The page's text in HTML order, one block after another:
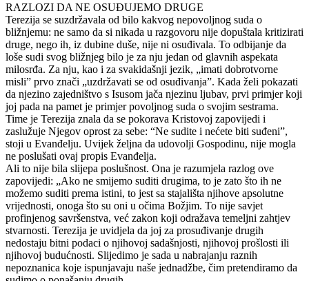
RAZLOZI DA NE OSUĐUJEMO DRUGE
Terezija se suzdržavala od bilo kakvog nepovoljnog suda o
bližnjemu: ne samo da si nikada u razgovoru nije dopuštala kritizirati
druge, nego ih, iz dubine duše, nije ni osuđivala. To odbijanje da
loše sudi svog bližnjeg bilo je za nju jedan od glavnih aspekata
milosrđa. Za nju, kao i za svakidašnji jezik, „imati dobrotvorne
misli” prvo znači „uzdržavati se od osuđivanja”. Kada želi pokazati
da njezino zajedništvo s Isusom jača njezinu ljubav, prvi primjer koji
joj pada na pamet je primjer povoljnog suda o svojim sestrama.
Time je Terezija znala da se pokorava Kristovoj zapovijedi i
zaslužuje Njegov oprost za sebe: “Ne sudite i nećete biti suđeni”,
stoji u Evanđelju. Uvijek željna da udovolji Gospodinu, nije mogla
ne poslušati ovaj propis Evanđelja.
Ali to nije bila slijepa poslušnost. Ona je razumjela razlog ove
zapovijedi: „Ako ne smijemo suditi drugima, to je zato što ih ne
možemo suditi prema istini, to jest sa stajališta njihove apsolutne
vrijednosti, onoga što su oni u očima Božjim. To nije savjet
profinjenog savršenstva, već zakon koji odražava temeljni zahtjev
stvarnosti. Terezija je uvidjela da joj za prosuđivanje drugih
nedostaju bitni podaci o njihovoj sadašnjosti, njihovoj prošlosti ili
njihovoj budućnosti. Slijedimo je sada u nabrajanju raznih
nepoznanica koje ispunjavaju naše jednadžbe, čim pretendiramo da